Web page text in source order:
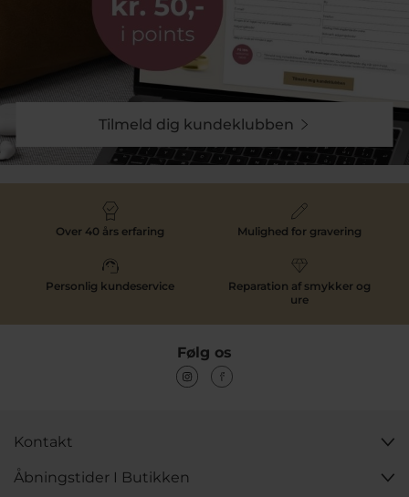
Kollektioner som Petite, Evergold og Quadro ure
Daniel Wellington et kendt for at holde sine ure
minimalistiske. Det betyder også at det ikke
nødvendigvis at der er en ny kollektion hvert eneste
kvartal. Brandet er tro mod sin DNA og skaber ikke
nyt, fordi det er påkrævet. Af nye kollektioner kan det
tælles på en hånd, hvor mange forskellige ure der er
lanceret. På kvindesiden, er Daniel Wellington dog
kommet med et par charmerende bud med deres
Iconic LinksamtPetite Evergold.
Førstnævnte henvender sig til kvinder i alle aldre med
sit stål look i henholdsvis rosa forgyldt og sølv. Det
ikoniske i uret er dens mesh udseende hvor det er ”led”
forskellige diameter og med flotte farver i urkassen.
Petite Evergold er Daniel Wellington’s andet bud på
og forgyldt den, til et gennemgående guld tema.
Urene kommer med mesh lænke og med hvid eller
sort urskive. Elegante og enkle i sit udtryk – helt i stil
med Daniel Wellington’s egen DNA.
firkantede med en tynd og lille profil. Selve urskiven er
meter vandtryk. Et frisk pust på et dameur fra Daniel
Tilmeld dig kundeklubben
Over 40 års erfaring Mulighed for gravering
Personlig kundeservice
Reparation af smykker og
ure
Følg os
Kontakt
Åbningstider I Butikken